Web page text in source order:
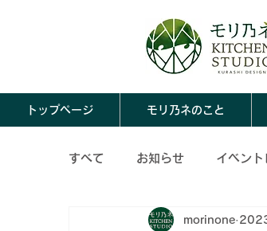
トップページ モリ乃ネのこと
すべて お知らせ イベント
ならわし料理 モリ乃ネの
morinone